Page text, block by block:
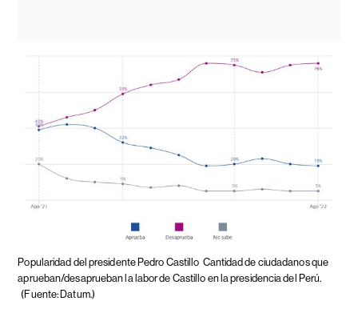
Popularidad del presidente Pedro Castillo Cantidad de ciudadanos que
aprueban/desaprueban la labor de Castillo en la presidencia del Perú.
(Fuente: Datum.)